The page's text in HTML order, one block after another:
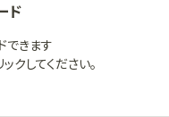
ド
できます
クしてください。